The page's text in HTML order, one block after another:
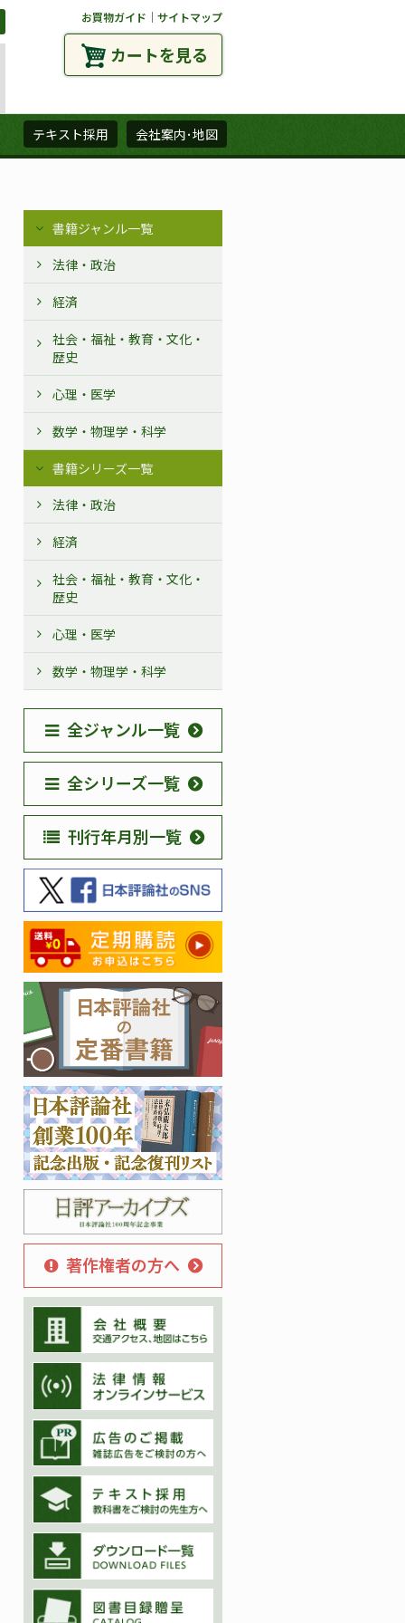
お買物ガイド ｜ サイトマップ
カートを見る
テキスト採用 会社案内･地図
書籍ジャンル一覧
法律・政治
経済
社会・福祉・教育・文化・
歴史
心理・医学
数学・物理学・科学
書籍シリーズ一覧
法律・政治
経済
社会・福祉・教育・文化・
歴史
心理・医学
数学・物理学・科学
全ジャンル一覧
全シリーズ一覧
刊行年月別一覧
著作権者の方へ